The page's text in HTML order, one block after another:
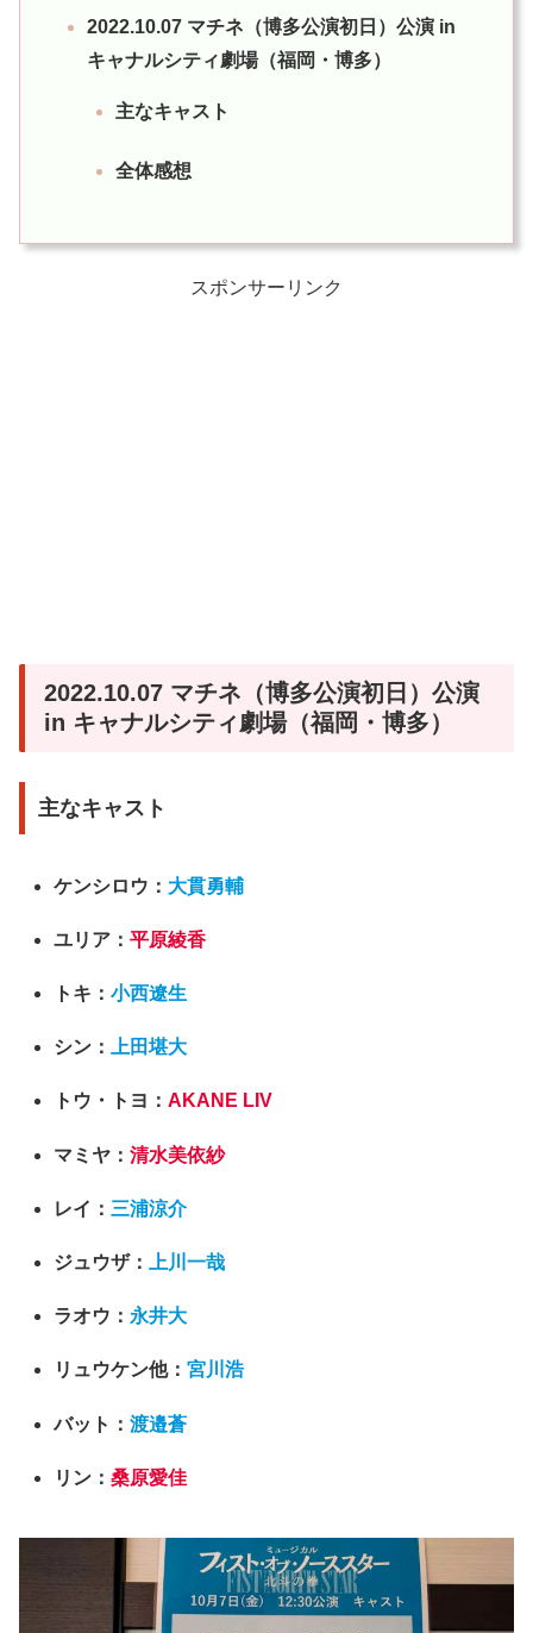
2022.10.07 マチネ（博多公演初日）公演 in
キャナルシティ劇場（福岡・博多）
主なキャスト
全体感想
スポンサーリンク
2022.10.07 マチネ（博多公演初日）公演
in キャナルシティ劇場（福岡・博多）
主なキャスト
ケンシロウ： 大貫勇輔
ユリア：平原綾香
トキ：小西遼生
シン： 上田堪大
トウ・トヨ：AKANE LIV
マミヤ：清水美依紗
レイ： 三浦涼介
ジュウザ： 上川一哉
ラオウ： 永井大
リュウケン他：宮川浩
バット：渡邉蒼
リン：桑原愛佳